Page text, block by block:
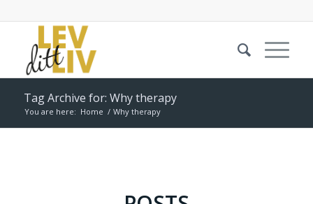
Tag Archive for: Why therapy
You are here: Home / Why therapy